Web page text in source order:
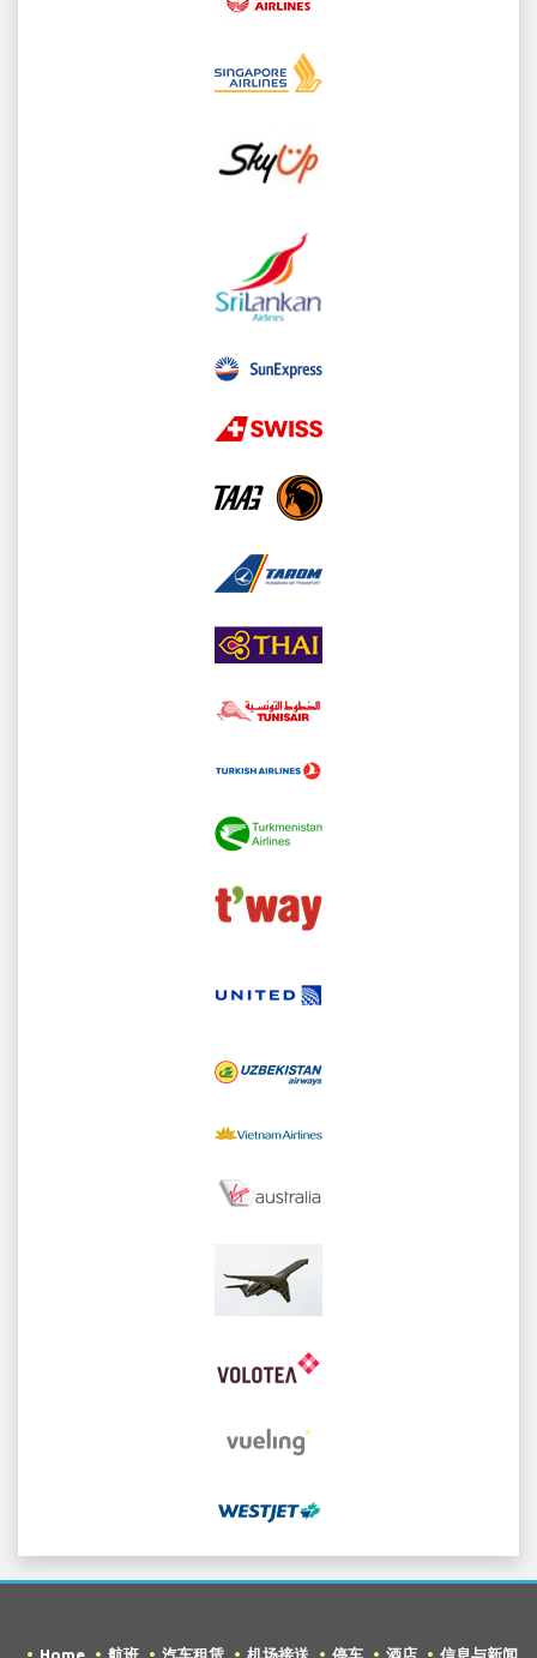
Home 航班 汽车租赁 机场接送 停车 酒店 信息与新闻